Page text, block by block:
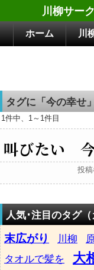
川柳サー
ホーム 川
タグに「今の幸せ
1件中、1～1件目
叫びたい
投
人気･注目のタグ
末広がり 川柳
タオルで髪を
大